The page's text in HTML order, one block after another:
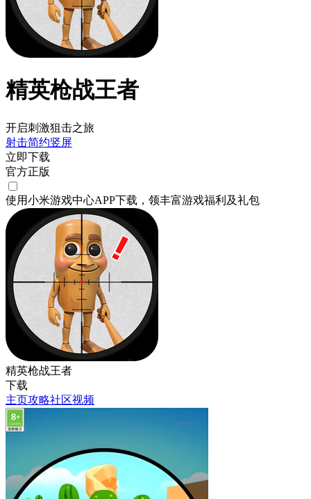
精英枪战王者
开启刺激狙击之旅
射击简约竖屏
立即下载
官方正版
使用小米游戏中心APP下载 ，领丰富游戏福利 及礼包
精英枪战王者
下载
主页攻略社区视频